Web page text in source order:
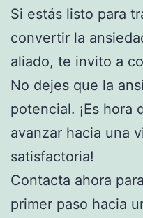
Si estás listo para
convertir la
aliado, te invito a
No dejes que la
potencial. ¡Es hora
avanzar hacia una
satisfactoria!
Contacta ahora
primer paso hacia